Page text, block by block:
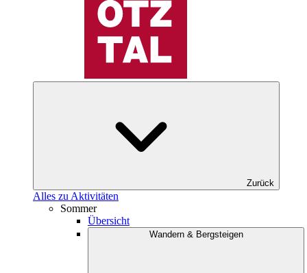
Zurück
Alles zu Aktivitäten
Sommer
Übersicht
Wandern & Bergsteigen